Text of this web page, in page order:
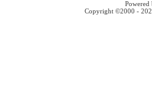
Copyright ©2000 -